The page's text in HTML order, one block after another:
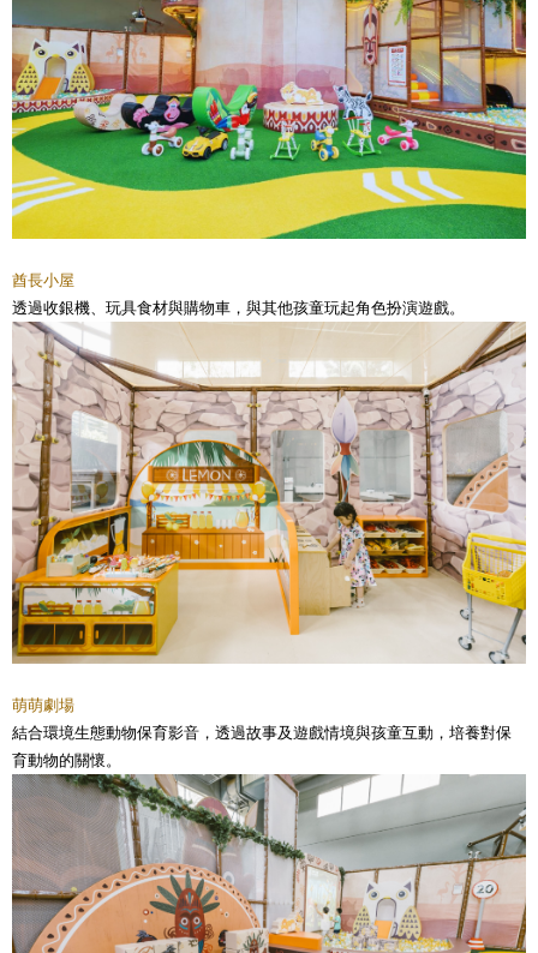
酋長小屋
透過收銀機、玩具食材與購物車，與其他孩童玩起角色扮演遊戲。
萌萌劇場
結合環境生態動物保育影音，透過故事及遊戲情境與孩童互動，培養對保
育動物的關懷。